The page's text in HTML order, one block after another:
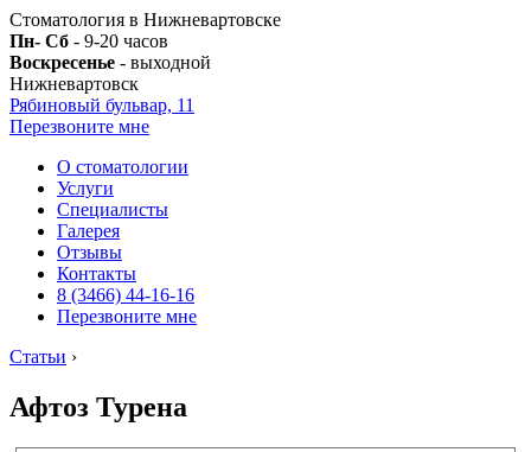
Стоматология в Нижневартовске
Пн- Сб - 9-20 часов
Воскресенье - выходной
Нижневартовск
Рябиновый бульвар, 11
Перезвоните мне
О стоматологии
Услуги
Специалисты
Галерея
Отзывы
Контакты
8 (3466) 44-16-16
Перезвоните мне
Статьи ›
Афтоз Турена